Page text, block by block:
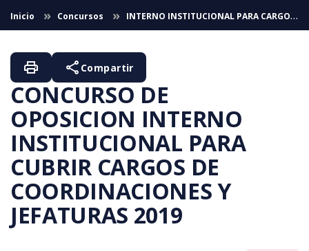
Skip to Main Content
Inicio Concursos
INTERNO INSTITUCIONAL PARA CARGOS
DE COORDINACIONES Y JEFATURAS 2019
CONCURSO DE
OPOSICION INTERNO
INSTITUCIONAL PARA
CUBRIR CARGOS DE
COORDINACIONES Y
JEFATURAS 2019
print share Compartir